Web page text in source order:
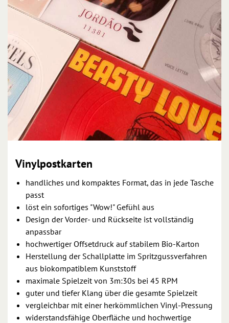
Vinylpostkarten
handliches und kompaktes Format, das in jede Tasche
passt
löst ein sofortiges "Wow!" Gefühl aus
Design der Vorder- und Rückseite ist vollständig
anpassbar
hochwertiger Offsetdruck auf stabilem Bio-Karton
Herstellung der Schallplatte im Spritzgussverfahren
aus biokompatiblem Kunststoff
maximale Spielzeit von 3m:30s bei 45 RPM
guter und tiefer Klang über die gesamte Spielzeit
vergleichbar mit einer herkömmlichen Vinyl-Pressung
widerstandsfähige Oberfläche und hochwertige